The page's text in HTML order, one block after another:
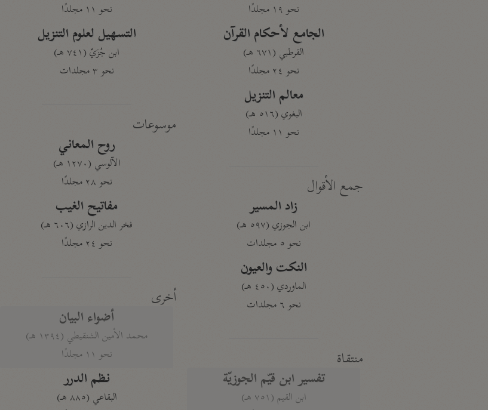
نحو ١٩ مجلدًا
الجامع لأحكام القرآن
القرطبي (٦٧١ هـ)
نحو ٢٤ مجلدًا
معالم التنزيل
البغوي (٥١٦ هـ)
نحو ١١ مجلدًا
جمع الأقوال
زاد المسير
ابن الجوزي (٥٩٧ هـ)
نحو ٥ مجلدات
النكت والعيون
الماوردي (٤٥٠ هـ)
نحو ٦ مجلدات
منتقاة
تفسير ابن قيّم الجوزيّة
ابن القيم (٧٥١ هـ)
نحو ١١ مجلدًا
التسهيل لعلوم التنزيل
ابن جُزَيّ (٧٤١ هـ)
نحو ٣ مجلدات
موسوعات
روح المعاني
الآلوسي (١٢٧٠ هـ)
نحو ٢٨ مجلدًا
مفاتيح الغيب
فخر الدين الرازي (٦٠٦ هـ)
نحو ٢٤ مجلدًا
أخرى
أضواء البيان
محمد الأمين الشنقيطي (١٣٩٤ هـ)
نحو ١١ مجلدًا
نظم الدرر
البقاعي (٨٨٥ هـ)